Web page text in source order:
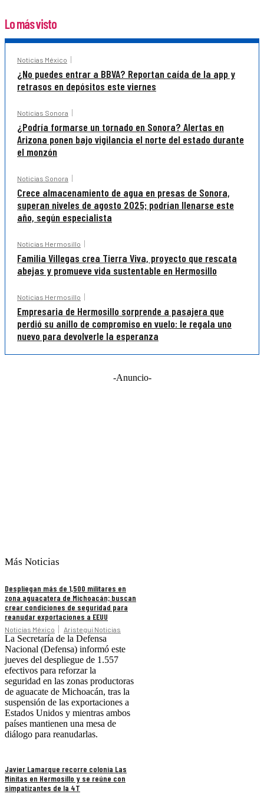
Lo más visto
Noticias México
¿No puedes entrar a BBVA? Reportan caída de la app y
retrasos en depósitos este viernes
Noticias Sonora
¿Podría formarse un tornado en Sonora? Alertas en
Arizona ponen bajo vigilancia el norte del estado durante
el monzón
Noticias Sonora
Crece almacenamiento de agua en presas de Sonora,
superan niveles de agosto 2025; podrían llenarse este
año, según especialista
Noticias Hermosillo
Familia Villegas crea Tierra Viva, proyecto que rescata
abejas y promueve vida sustentable en Hermosillo
Noticias Hermosillo
Empresaria de Hermosillo sorprende a pasajera que
perdió su anillo de compromiso en vuelo: le regala uno
nuevo para devolverle la esperanza
-Anuncio-
Más Noticias
Despliegan más de 1,500 militares en
zona aguacatera de Michoacán; buscan
crear condiciones de seguridad para
reanudar exportaciones a EEUU
Noticias México Aristegui Noticias
La Secretaría de la Defensa
Nacional (Defensa) informó este
jueves del despliegue de 1.557
efectivos para reforzar la
seguridad en las zonas productoras
de aguacate de Michoacán, tras la
suspensión de las exportaciones a
Estados Unidos y mientras ambos
países mantienen una mesa de
diálogo para reanudarlas.
Javier Lamarque recorre colonia Las
Minitas en Hermosillo y se reúne con
simpatizantes de la 4T